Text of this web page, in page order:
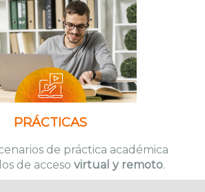
PRÁCTICAS
de práctica académica
de acceso virtual y remoto.